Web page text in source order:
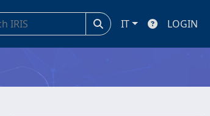
IT LOGIN